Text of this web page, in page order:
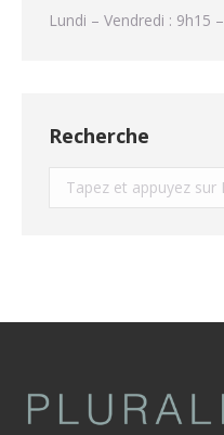
Lundi – Vendredi : 9h15
Recherche
Recherche
: